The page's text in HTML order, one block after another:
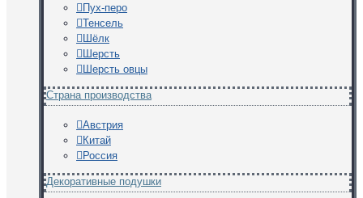
Пух-перо
Тенсель
Шёлк
Шерсть
Шерсть овцы
Страна производства
Австрия
Китай
Россия
Декоративные подушки